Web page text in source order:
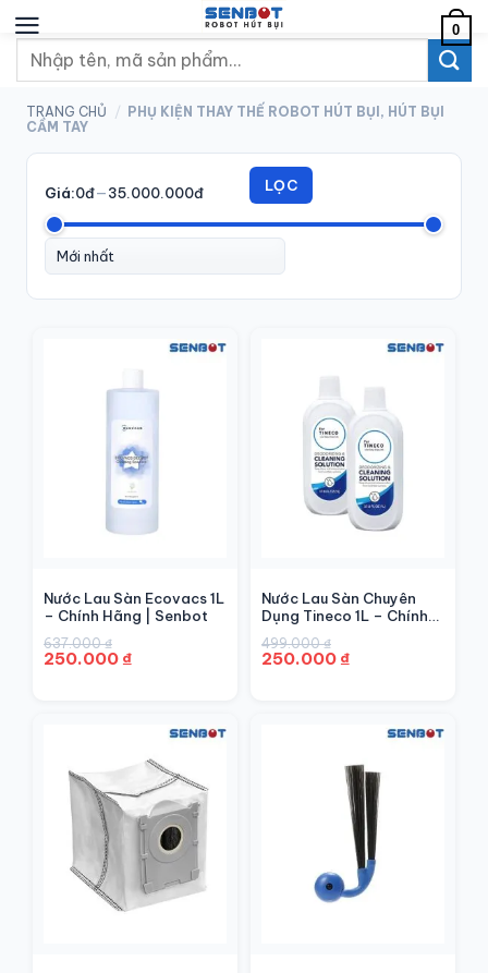
Chuyển
đến
0
Tìm
kiếm:
TRANG CHỦ /
PHỤ KIỆN THAY THẾ ROBOT HÚT BỤI, HÚT BỤI
CẦM TAY
Giá:0đ—35.000.000đ LỌC
Nước Lau Sàn Ecovacs 1L
– Chính Hãng | Senbot
637.000₫
Giá
gốc
là:
250.000 ₫
Giá
hiện
tại
Nước Lau Sàn Chuyên
Dụng Tineco 1L – Chính
Hãng | Senbot
499.000₫
Giá
gốc
là:
250.000 ₫
Giá
hiện
tại